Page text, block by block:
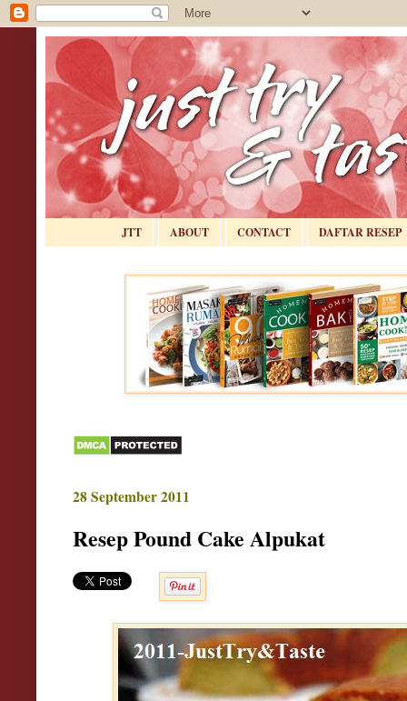
JTT ABOUT CONTACT DAFTAR RESEP
28 September 2011
Resep Pound Cake Alpukat